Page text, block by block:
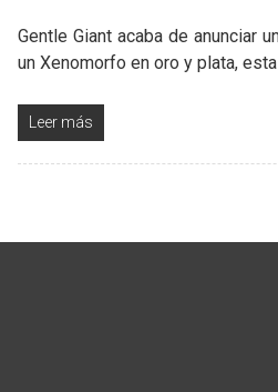
Gentle Giant acaba de anunciar
un Xenomorfo en oro y plata,
Leer más